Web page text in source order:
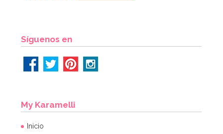
Síguenos en
My Karamelli
Inicio